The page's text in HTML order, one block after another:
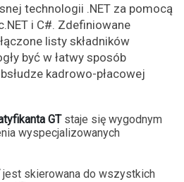
technologii .NET za pomocą
i C#. Zdefiniowane
listy składników
być w łatwy sposób
kadrowo-płacowej
GTstaje się wygodnym
wyspecjalizowanych
jest skierowana do wszystkich